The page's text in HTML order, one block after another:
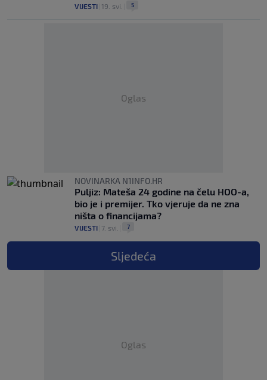
VIJESTI 19. svi. 5
Oglas
NOVINARKA N1INFO.HR
Puljiz: Mateša 24 godine na čelu HOO-a,
bio je i premijer. Tko vjeruje da ne zna
ništa o financijama?
VIJESTI 7. svi. 7
Sljedeća
Oglas